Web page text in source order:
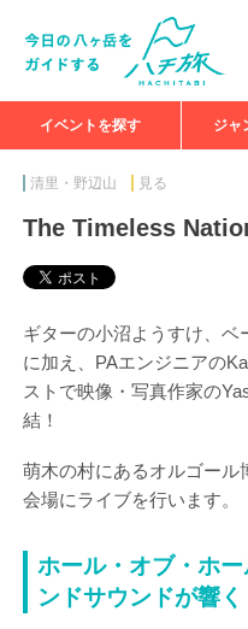
イベントを探す ジャ
清里・野辺山 見る
The Timeless
ギターの小沼ようすけ、ベ
に加え、PAエンジニアの
ストで映像・写真作家の
結！
萌木の村にあるオルゴール
会場にライブを行います。
ホール・オブ・ホ
ンドサウンドが響く